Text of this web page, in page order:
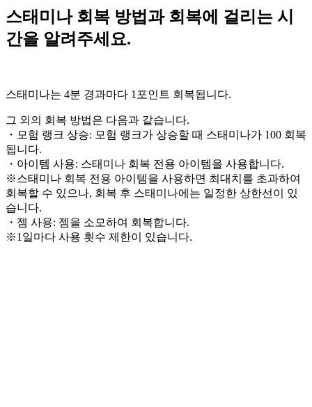
스태미나 회복 방법과 회복에 걸리는 시
간을 알려주세요.
스태미나는 4분 경과마다 1포인트 회복됩니다.
그 외의 회복 방법은 다음과 같습니다.
・모험 랭크 상승: 모험 랭크가 상승할 때 스태미나가 100 회복
됩니다.
・아이템 사용: 스태미나 회복 전용 아이템을 사용합니다.
※스태미나 회복 전용 아이템을 사용하면 최대치를 초과하여
회복할 수 있으나, 회복 후 스태미나에는 일정한 상한선이 있
습니다.
・젬 사용: 젬을 소모하여 회복합니다.
※1일마다 사용 횟수 제한이 있습니다.